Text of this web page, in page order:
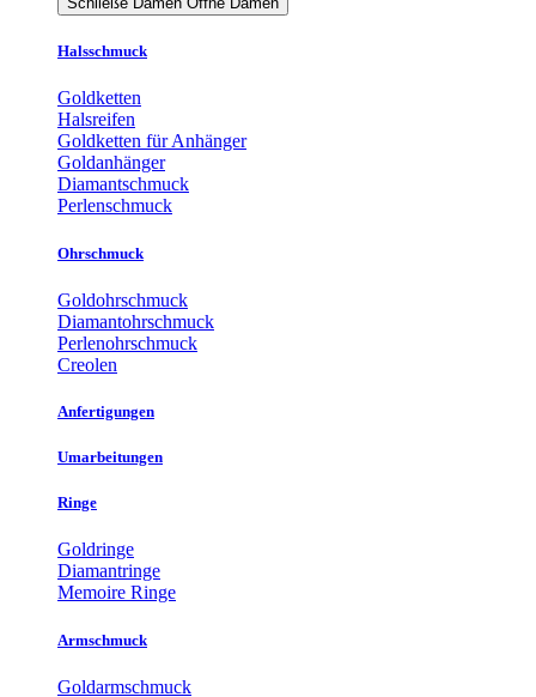
Halsschmuck
Goldketten
Halsreifen
Goldketten für Anhänger
Goldanhänger
Diamantschmuck
Perlenschmuck
Ohrschmuck
Goldohrschmuck
Diamantohrschmuck
Perlenohrschmuck
Creolen
Anfertigungen
Umarbeitungen
Ringe
Goldringe
Diamantringe
Memoire Ringe
Armschmuck
Goldarmschmuck